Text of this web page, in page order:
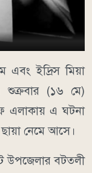
ইদ্রিস মিয়া
শুক্রবার (১৬ মে)
এলাকায় এ ঘটনা
নেমে আসে।
উপজেলার বটতলী